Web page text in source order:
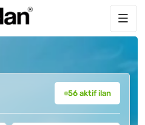
56 aktif ilan